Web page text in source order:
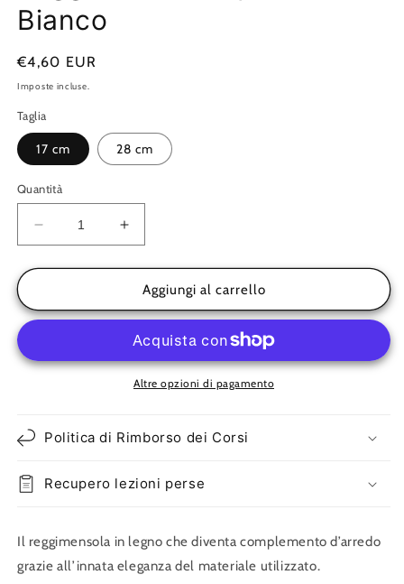
finestra
modale
Bianco
Prezzo
di
€4,60 EUR
Imposte incluse.
Taglia
17 cm 28 cm
Quantità
Diminuisci
quantità
per
Squadra
Aumenta
quantità
per
Reggimensola
Squadra
Bianco
Aggiungi al carrello
Altre opzioni di pagamento
Politica di Rimborso dei Corsi
Recupero lezioni perse
Il reggimensola in legno che diventa complemento d’arredo
grazie all’innata eleganza del materiale utilizzato.